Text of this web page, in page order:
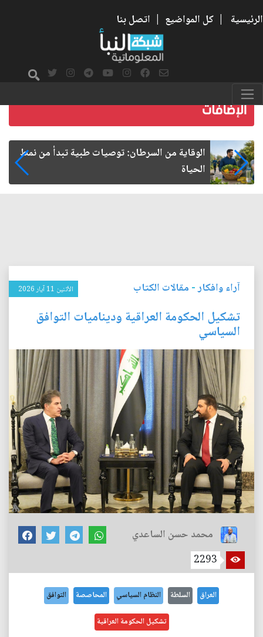
الرئيسية | كل المواضيع | اتصل بنا
التجريد والتحرير من سلطة الأوهام.. قراءة في وعي
النهضة الحسينية
آراء وافكار- مقالات الكتاب الأثنين 11 آيار 2026
تشكيل الحكومة العراقية وديناميات التوافق
السياسي
محمد حسن الساعدي
2293
العراق السلطة النظام السياسي المحاصصة التوافق
تشكيل الحكومة العراقية